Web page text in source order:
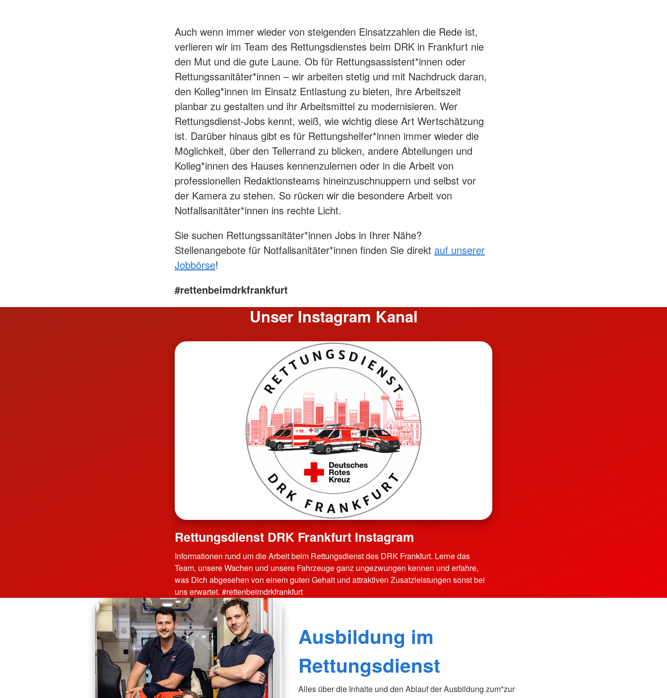
Auch wenn immer wieder von steigenden Einsatzzahlen die Rede ist,
verlieren wir im Team des Rettungsdienstes beim DRK in Frankfurt nie
den Mut und die gute Laune. Ob für Rettungsassistent*innen oder
Rettungssanitäter*innen – wir arbeiten stetig und mit Nachdruck daran,
den Kolleg*innen im Einsatz Entlastung zu bieten, ihre Arbeitszeit
planbar zu gestalten und ihr Arbeitsmittel zu modernisieren. Wer
Rettungsdienst-Jobs kennt, weiß, wie wichtig diese Art Wertschätzung
ist. Darüber hinaus gibt es für Rettungshelfer*innen immer wieder die
Möglichkeit, über den Tellerrand zu blicken, andere Abteilungen und
Kolleg*innen des Hauses kennenzulernen oder in die Arbeit von
professionellen Redaktionsteams hineinzuschnuppern und selbst vor
der Kamera zu stehen. So rücken wir die besondere Arbeit von
Notfallsanitäter*innen ins rechte Licht.
Sie suchen Rettungssanitäter*innen Jobs in Ihrer Nähe?
Stellenangebote für Notfallsanitäter*innen finden Sie direkt auf unserer
Jobbörse!
#rettenbeimdrkfrankfurt
Unser Instagram Kanal
Rettungsdienst DRK Frankfurt Instagram
Informationen rund um die Arbeit beim Rettungsdienst des DRK Frankfurt. Lerne das
Team, unsere Wachen und unsere Fahrzeuge ganz ungezwungen kennen und erfahre,
was Dich abgesehen von einem guten Gehalt und attraktiven Zusatzleistungen sonst bei
uns erwartet. #rettenbeimdrkfrankfurt
Ausbildung im
Rettungsdienst
Alles über die Inhalte und den Ablauf der Ausbildung zum*zur